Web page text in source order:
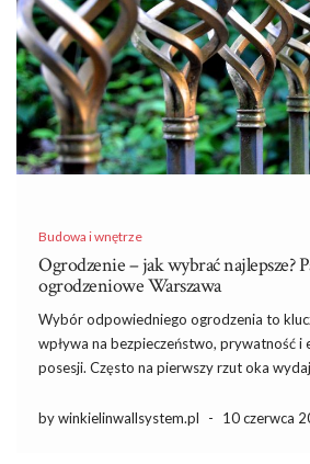
Budowa i wnętrze
Ogrodzenie – jak wybrać najlepsze?
ogrodzeniowe Warszawa
Wybór odpowiedniego ogrodzenia to
wpływa na bezpieczeństwo, prywatność i
posesji. Często na pierwszy rzut oka
architektoniczny czy koszty, może
by winkielinwallsystem.pl - 10 czerwca